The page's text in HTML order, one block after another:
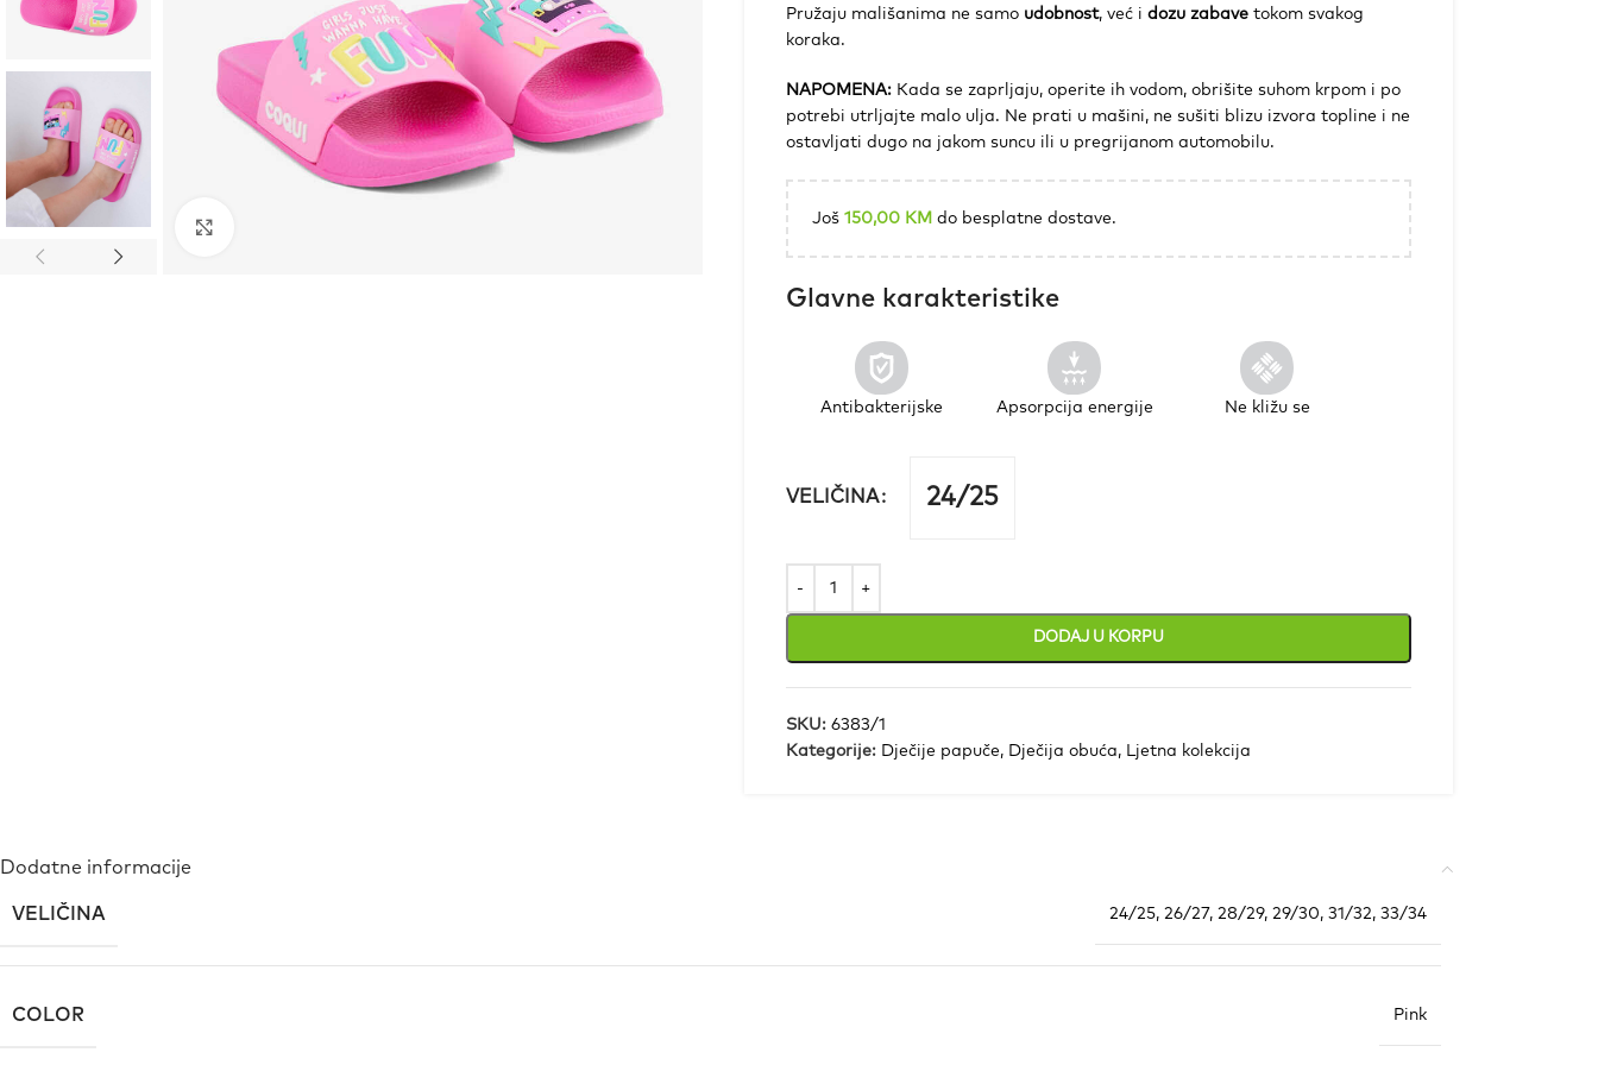
Pružaju mališanima ne samo udobnost, već i dozu zabavetokom svakog
koraka.
NAPOMENA:Kada se zaprljaju, operite ih vodom, obrišite suhom krpom i po
potrebi utrljajte malo ulja. Ne prati u mašini, ne sušiti blizu izvora topline i ne
ostavljati dugo na jakom suncu ili u pregrijanom automobilu.
Još 150,00 KM do besplatne dostave.
Glavne karakteristike
Antibakterijske Apsorpcija energije Ne kližu se
VELIČINA 24/25
DODAJ U KORPU
SKU: 6383/1
Kategorije: Dječije papuče, Dječija obuća, Ljetna kolekcija
Dodatne informacije
VELIČINA 24/25, 26/27, 28/29, 29/30, 31/32, 33/34
COLOR Pink